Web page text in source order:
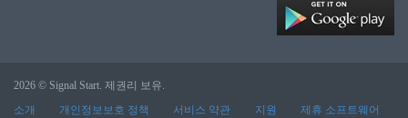
2026 © Signal Start. 제권리 보유.
소개
개인정보보호 정책 서비스 약관 지원
제휴 소프트웨어